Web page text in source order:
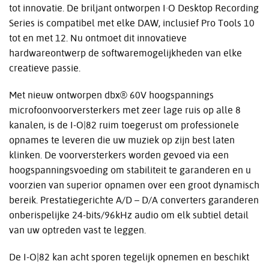
tot innovatie. De briljant ontworpen I·O Desktop Recording
Series is compatibel met elke DAW, inclusief Pro Tools 10
tot en met 12. Nu ontmoet dit innovatieve
hardwareontwerp de softwaremogelijkheden van elke
creatieve passie.
Met nieuw ontworpen dbx® 60V hoogspannings
microfoonvoorversterkers met zeer lage ruis op alle 8
kanalen, is de I-O|82 ruim toegerust om professionele
opnames te leveren die uw muziek op zijn best laten
klinken. De voorversterkers worden gevoed via een
hoogspanningsvoeding om stabiliteit te garanderen en u
voorzien van superior opnamen over een groot dynamisch
bereik. Prestatiegerichte A/D – D/A converters garanderen
onberispelijke 24-bits/96kHz audio om elk subtiel detail
van uw optreden vast te leggen.
De I-O|82 kan acht sporen tegelijk opnemen en beschikt